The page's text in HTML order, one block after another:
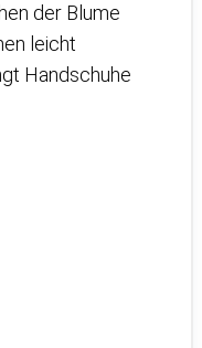
der Blume
leicht
Handschuhe